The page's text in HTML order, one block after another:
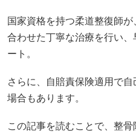
国家資格を持つ柔道整復師
合わせた丁寧な治療を行い
ート。
さらに、自賠責保険適用で
場合もあります。
この記事を読むことで、整